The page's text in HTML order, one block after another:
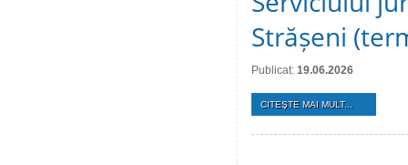
Strășeni
Publicat: 19.06.2026
CITEŞTE MAI MULT...